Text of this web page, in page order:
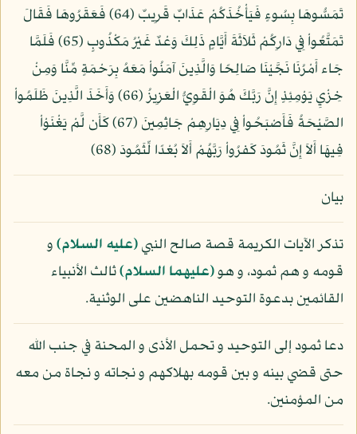
تَمَسُّوهَا بِسُوءٍ فَيَأْخُذَكُمْ عَذَابٌ قَرِيبٌ (64) فَعَقَرُوهَا فَقَالَ
تَمَتَّعُواْ فِي دَارِكُمْ ثَلاَثَةَ أَيَّامٍ ذَلِكَ وَعْدٌ غَيْرُ مَكْذُوبٍ (65) فَلَمَّا
جَاء أَمْرُنَا نَجَّيْنَا صَالِحًا وَالَّذِينَ آمَنُواْ مَعَهُ بِرَحْمَةٍ مِّنَّا وَمِنْ
خِزْيِ يَوْمِئِذٍ إِنَّ رَبَّكَ هُوَ الْقَوِيُّ الْعَزِيزُ (66) وَأَخَذَ الَّذِينَ ظَلَمُواْ
الصَّيْحَةُ فَأَصْبَحُواْ فِي دِيَارِهِمْ جَاثِمِينَ (67) كَأَن لَّمْ يَغْنَوْاْ
فِيهَا أَلاَ إِنَّ ثَمُودَ كَفرُواْ رَبَّهُمْ أَلاَ بُعْدًا لِّثَمُودَ (68)
بيان
تذكر الآيات الكريمة قصة صالح النبي(عليه السلام)و
قومه و هم ثمود، و هو(عليهما السلام)ثالث الأنبياء
القائمين بدعوة التوحيد الناهضين على الوثنية.
دعا ثمود إلى التوحيد و تحمل الأذى و المحنة في جنب الله
حتى قضي بينه و بين قومه بهلاكهم و نجاته و نجاة من معه
من المؤمنين.